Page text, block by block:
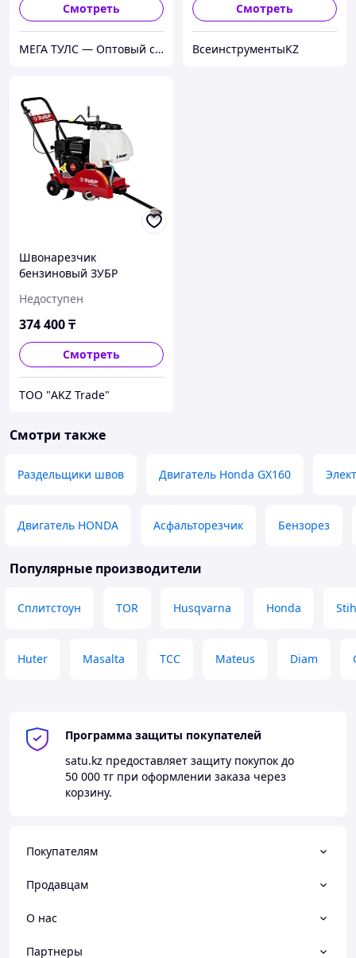
Смотреть
МЕГА ТУЛС — Оптовый строительный магазин!
Смотреть
ВсеинструментыKZ
Швонарезчик
бензиновый ЗУБР
300 - 350 (25.4)мм, бак для
воды, двигатель ЗУБР
Недоступен
374 400₸
Смотреть
ТОО "AKZ Trade"
Смотри также
Раздельщики швов Двигатель Honda GX160
Двигатель HONDA Асфальторезчик Бензорез
Популярные производители
Сплитстоун TOR Husqvarna Honda
Huter Masalta ТСС Mateus Diam
Программа защиты покупателей
satu.kz предоставляет защиту покупок до
50 000 тг при оформлении заказа через
корзину.
Покупателям
Продавцам
О нас
Партнеры